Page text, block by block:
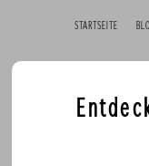
STARTSEITE